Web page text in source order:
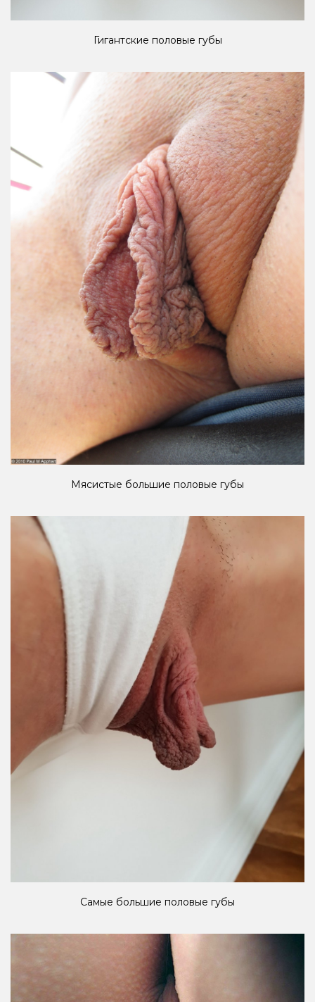
Гигантские половые губы
Мясистые большие половые губы
Самые большие половые губы